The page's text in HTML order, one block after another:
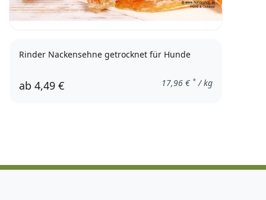
Rinder Nackensehne getrocknet für Hunde
ab 4,49 € 17,96 € * / kg